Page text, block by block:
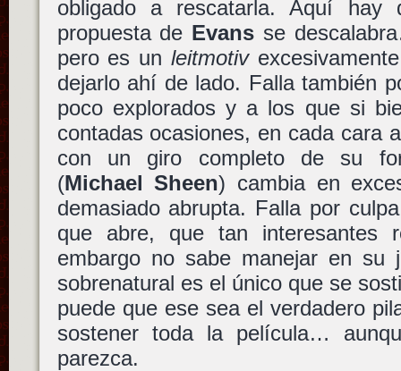
obligado a rescatarla. Aquí hay
propuesta de Evans se
pero es unleitmotiv
dejarlo ahí de lado. Falla también
poco explorados y a los que si
contadas ocasiones, en cada cara
con un giro completo de su
(Michael Sheen) cambia en
demasiado abrupta. Falla por
que abre, que tan interesantes
embargo no sabe manejar en su
sobrenatural es el único que se
puede que ese sea el verdadero
sostener toda la película…
parezca.